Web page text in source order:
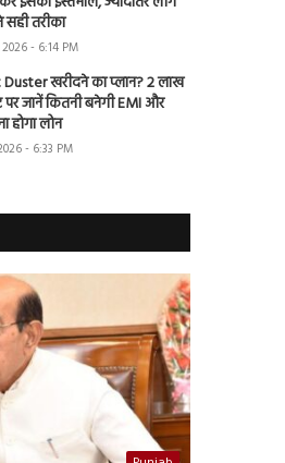
सही तरीका
- 6:14 PM
खरीदने का प्लान? 2 लाख
पर जानें कितनी बनेगी EMI और
होगा लोन
- 6:33 PM